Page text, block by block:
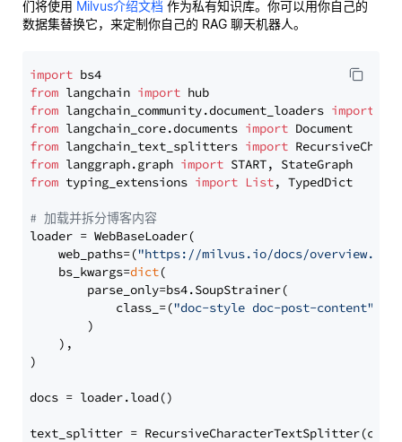
们将使用 Milvus介绍文档 作为私有知识库。你可以用你自己的
数据集替换它，来定制你自己的 RAG 聊天机器人。
import
from langchain import
from langchain_community.document_loaders import
from langchain_core.documents import
from langchain_text_splitters import
from langgraph.graph import
from typing_extensions import List, TypedDict
# 加载并拆分博客内容
loader = WebBaseLoader(
    web_paths=(
"https://milvus.io/docs/overview.md"
    bs_kwargs=
dict(
        parse_only=bs4.SoupStrainer(
            class_=(
"doc-style doc-post-content"
        )
    ),
)
docs = loader.load()
text_splitter =